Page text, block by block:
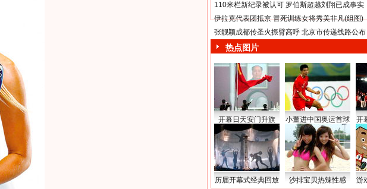
110米栏新纪录被认可 罗伯斯超越刘翔已成事实
伊拉克代表团抵京 冒死训练女将秀美非凡(组图)
张靓颖成都传圣火振臂高呼 北京市传递线路公布
热点图片
开幕日天安门升旗 小董进中国奥运首球 开
历届开幕式经典回放 沙排宝贝热辣性感 游